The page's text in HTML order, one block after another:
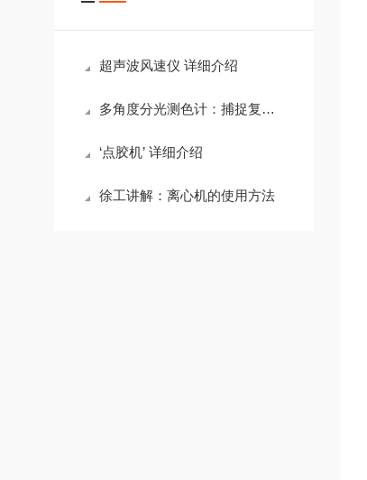
超声波风速仪 详细介绍
多角度分光测色计：捕捉复杂表面的色彩真相
‘点胶机’ 详细介绍
徐工讲解：离心机的使用方法